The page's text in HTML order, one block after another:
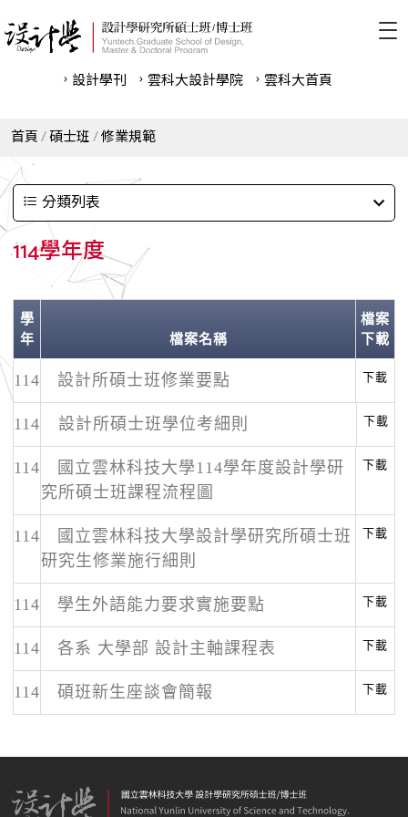
設計學刊 雲科⼤設計學院 雲科⼤首頁
首頁 碩士班 修業規範
分類列表
114學年度
學
年
檔案名稱
檔案
下載
114 設計所碩士班修業要點 下載
114 設計所碩士班學位考細則 下載
114 國立雲林科技大學114學年度設計學研
究所碩士班課程流程圖
下載
114 國立雲林科技大學設計學研究所碩士班
研究生修業施行細則
下載
114 學生外語能力要求實施要點 下載
114 各系 大學部 設計主軸課程表 下載
114 碩班新生座談會簡報 下載